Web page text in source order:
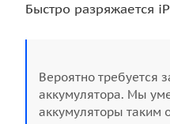
Быстро разряжается
Вероятно требуется
аккумулятора. Мы
аккумуляторы таким